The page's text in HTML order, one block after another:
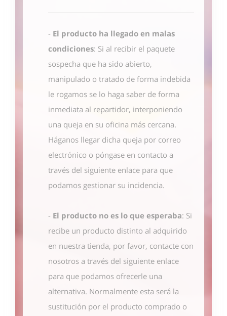
- El producto ha llegado en malas
condiciones: Si al recibir el paquete
sospecha que ha sido abierto,
manipulado o tratado de forma indebida
le rogamos se lo haga saber de forma
inmediata al repartidor, interponiendo
una queja en su oficina más cercana.
Háganos llegar dicha queja por correo
electrónico o póngase en contacto a
través del siguiente enlace para que
podamos gestionar su incidencia.
- El producto no es lo que esperaba: Si
recibe un producto distinto al adquirido
en nuestra tienda, por favor, contacte con
nosotros a través del siguiente enlace
para que podamos ofrecerle una
alternativa. Normalmente esta será la
sustitución por el producto comprado o